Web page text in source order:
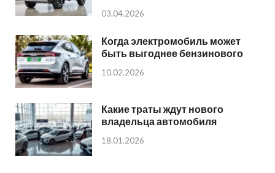
03.04.2026
Когда электромобиль может
быть выгоднее бензинового
10.02.2026
Какие траты ждут нового
владельца автомобиля
18.01.2026